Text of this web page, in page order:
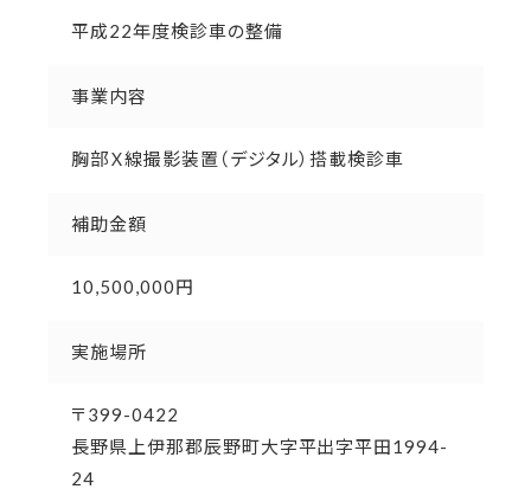
平成22年度検診車の整備
事業内容
胸部Ｘ線撮影装置（デジタル）搭載検診車
補助金額
10,500,000円
実施場所
〒399-0422
長野県上伊那郡辰野町大字平出字平田1994-
24